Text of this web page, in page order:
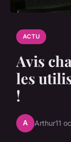
ACTU
Avis
les
!
A Arthur11